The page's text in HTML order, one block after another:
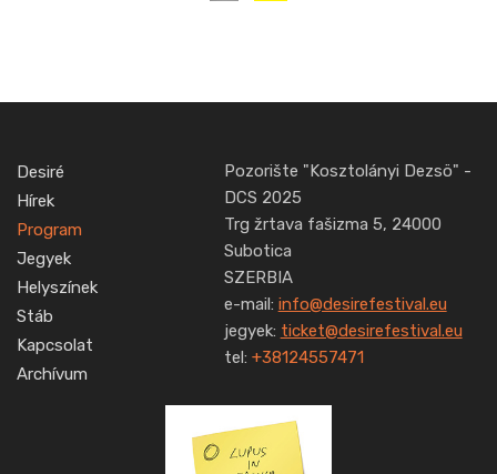
Desiré
Hírek
Program
Jegyek
Helyszínek
Stáb
Kapcsolat
Archívum
Pozorište "Kosztolányi Dezsö" -
DCS 2025
Trg žrtava fašizma 5, 24000
Subotica
SZERBIA
e-mail: info@desirefestival.eu
jegyek: ticket@desirefestival.eu
tel: +38124557471